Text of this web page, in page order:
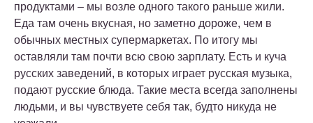
продуктами – мы возле одного такого раньше жили.
Еда там очень вкусная, но заметно дороже, чем в
обычных местных супермаркетах. По итогу мы
оставляли там почти всю свою зарплату. Есть и куча
русских заведений, в которых играет русская музыка,
подают русские блюда. Такие места всегда заполнены
людьми, и вы чувствуете себя так, будто никуда не